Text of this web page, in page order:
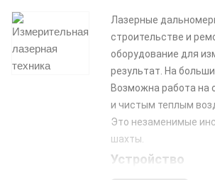
Лазерные
строительстве и
оборудование для
результат. На
Возможна работа на
и чистым теплым
Это незаменимые
шахты.
Устройство